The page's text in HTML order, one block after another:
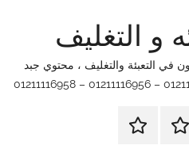
و التغليف
في التعبئة والتغليف ، محتوي جبد
اتصل
اتـصـل